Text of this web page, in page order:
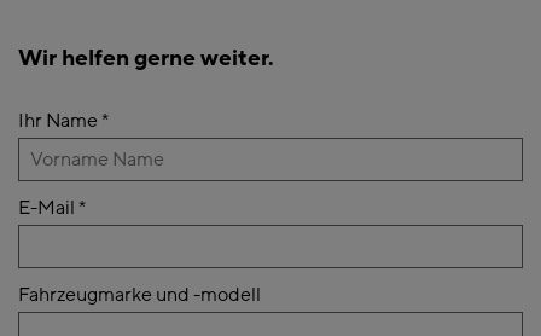
Wir helfen gerne weiter.
Ihr Name *
E-Mail *
Fahrzeugmarke und -modell